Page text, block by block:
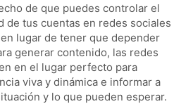
de que puedes controlar el
de tus cuentas en redes sociales
lugar de tener que depender
generar contenido, las redes
en el lugar perfecto para
viva y dinámica e informar a
y lo que pueden esperar.